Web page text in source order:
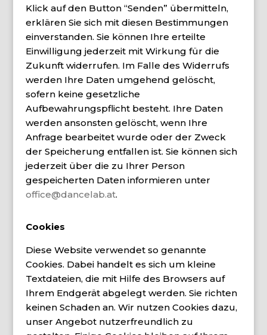
Klick auf den Button “Senden” übermitteln,
erklären Sie sich mit diesen Bestimmungen
einverstanden. Sie können Ihre erteilte
Einwilligung jederzeit mit Wirkung für die
Zukunft widerrufen. Im Falle des Widerrufs
werden Ihre Daten umgehend gelöscht,
sofern keine gesetzliche
Aufbewahrungspflicht besteht. Ihre Daten
werden ansonsten gelöscht, wenn Ihre
Anfrage bearbeitet wurde oder der Zweck
der Speicherung entfallen ist. Sie können sich
jederzeit über die zu Ihrer Person
gespeicherten Daten informieren unter
office@dancelab.at.
Cookies
Diese Website verwendet so genannte
Cookies. Dabei handelt es sich um kleine
Textdateien, die mit Hilfe des Browsers auf
Ihrem Endgerät abgelegt werden. Sie richten
keinen Schaden an. Wir nutzen Cookies dazu,
unser Angebot nutzerfreundlich zu